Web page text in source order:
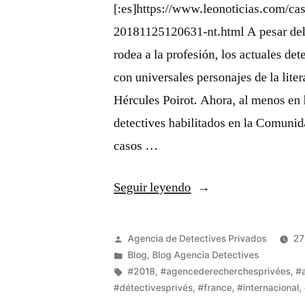
[:es]https://www.leonoticias.com/
20181125120631-nt.html A pesar
rodea a la profesión, los actuales
con universales personajes de la
Hércules Poirot. Ahora, al menos
detectives habilitados en la
casos …
Seguir leyendo
Agencia de Detectives Privados
Blog, Blog Agencia Detectives
#2018,#agencederecherchesprivées,
#détectivesprivés,#france,#internacional,